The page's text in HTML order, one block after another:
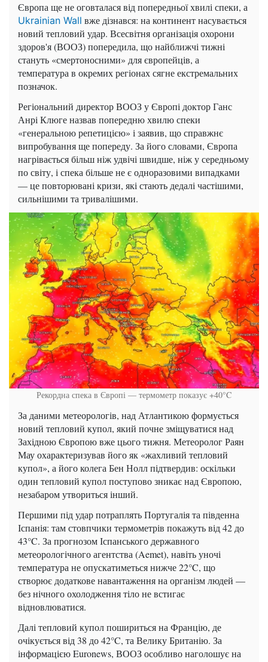
Європа ще не оговталася від попередньої хвилі спеки, а
Ukrainian Wall вже дізнався: на континент насувається
новий тепловий удар. Всесвітня організація охорони
здоров'я (ВООЗ) попередила, що найближчі тижні
стануть «смертоносними» для європейців, а
температура в окремих регіонах сягне екстремальних
позначок.
Регіональний директор ВООЗ у Європі доктор Ганс
Анрі Клюге назвав попередню хвилю спеки
«генеральною репетицією» і заявив, що справжнє
випробування ще попереду. За його словами, Європа
нагрівається більш ніж удвічі швидше, ніж у середньому
по світу, і спека більше не є одноразовими випадками
— це повторювані кризи, які стають дедалі частішими,
сильнішими та тривалішими.
Рекордна спека в Європі — термометр показує +40°C
За даними метеорологів, над Атлантикою формується
новий тепловий купол, який почне зміщуватися над
Західною Європою вже цього тижня. Метеоролог Раян
Мау охарактеризував його як «жахливий тепловий
купол», а його колега Бен Нолл підтвердив: оскільки
один тепловий купол поступово зникає над Європою,
незабаром утвориться інший.
Першими під удар потраплять Португалія та південна
Іспанія: там стовпчики термометрів покажуть від 42 до
43°C. За прогнозом Іспанського державного
метеорологічного агентства (Aemet), навіть уночі
температура не опускатиметься нижче 22°C, що
створює додаткове навантаження на організм людей —
без нічного охолодження тіло не встигає
відновлюватися.
Далі тепловий купол пошириться на Францію, де
очікується від 38 до 42°C, та Велику Британію. За
інформацією Euronews, ВООЗ особливо наголошує на